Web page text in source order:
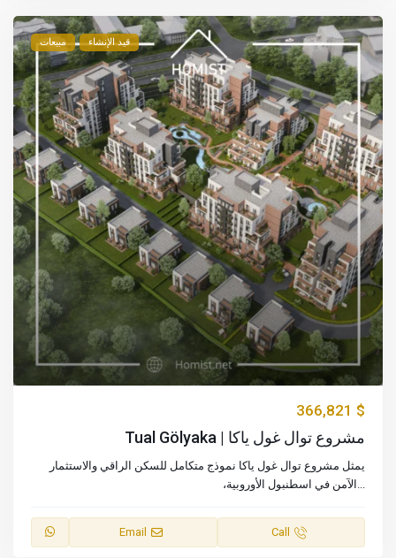
مبيعات قيد الإنشاء
$ 366,821
مشروع توال غول ياكا | Tual Gölyaka
يمثل مشروع توال غول ياكا نموذج متكامل للسكن الراقي والاستثمار
الآمن في اسطنبول الأوروبية، ...
Call
Email